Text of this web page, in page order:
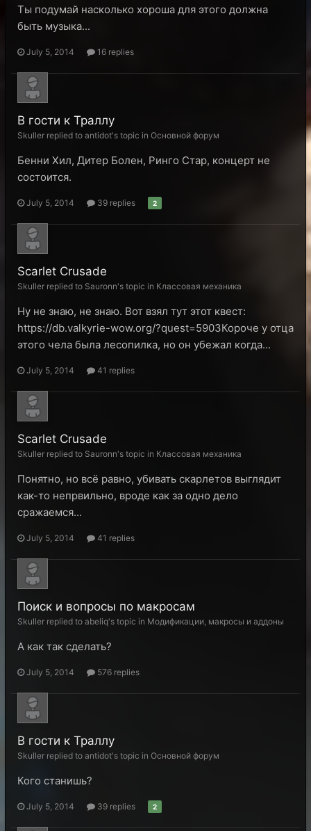
Ты подумай насколько хороша для этого должна
быть музыка...
July 5, 2014 16 replies
В гости к Траллу
Skuller replied to antidot's topic in Основной форум
Бенни Хил, Дитер Болен, Ринго Стар, концерт не
состоится.
July 5, 2014 39 replies 2
Scarlet Crusade
Skuller replied to Sauronn's topic in Классовая механика
Ну не знаю, не знаю. Вот взял тут этот квест:
https://db.valkyrie-wow.org/?quest=5903Короче у отца
этого чела была лесопилка, но он убежал когда...
July 5, 2014 41 replies
Scarlet Crusade
Skuller replied to Sauronn's topic in Классовая механика
Понятно, но всё равно, убивать скарлетов выглядит
как-то непрвильно, вроде как за одно дело
сражаемся...
July 5, 2014 41 replies
Поиск и вопросы по макросам
Skuller replied to abeliq's topic in Модификации, макросы и аддоны
А как так сделать?
July 5, 2014 576 replies
В гости к Траллу
Skuller replied to antidot's topic in Основной форум
Кого станишь?
July 5, 2014 39 replies 2